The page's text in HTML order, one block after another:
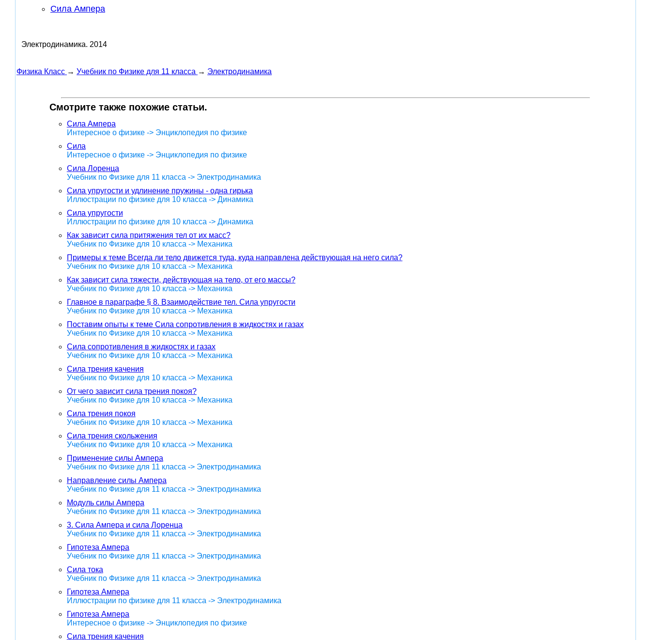
Сила Ампера
Электродинамика. 2014
Физика Класс → Учебник по Физике для 11 класса → Электродинамика
Смотрите также похожие статьи.
Сила Ампера
Интересное о физике -> Энциклопедия по физике
Сила
Интересное о физике -> Энциклопедия по физике
Сила Лоренца
Учебник по Физике для 11 класса -> Электродинамика
Сила упругости и удлинение пружины - одна гирька
Иллюстрации по физике для 10 класса -> Динамика
Сила упругости
Иллюстрации по физике для 10 класса -> Динамика
Как зависит сила притяжения тел от их масс?
Учебник по Физике для 10 класса -> Механика
Примеры к теме Всегда ли тело движется туда, куда направлена действующая на него сила?
Учебник по Физике для 10 класса -> Механика
Как зависит сила тяжести, действующая на тело, от его массы?
Учебник по Физике для 10 класса -> Механика
Главное в параграфе § 8. Взаимодействие тел. Сила упругости
Учебник по Физике для 10 класса -> Механика
Поставим опыты к теме Сила сопротивления в жидкостях и газах
Учебник по Физике для 10 класса -> Механика
Сила сопротивления в жидкостях и газах
Учебник по Физике для 10 класса -> Механика
Сила трения качения
Учебник по Физике для 10 класса -> Механика
От чего зависит сила трения покоя?
Учебник по Физике для 10 класса -> Механика
Сила трения покоя
Учебник по Физике для 10 класса -> Механика
Сила трения скольжения
Учебник по Физике для 10 класса -> Механика
Применение силы Ампера
Учебник по Физике для 11 класса -> Электродинамика
Направление силы Ампера
Учебник по Физике для 11 класса -> Электродинамика
Модуль силы Ампера
Учебник по Физике для 11 класса -> Электродинамика
3. Сила Ампера и сила Лоренца
Учебник по Физике для 11 класса -> Электродинамика
Гипотеза Ампера
Учебник по Физике для 11 класса -> Электродинамика
Сила тока
Учебник по Физике для 11 класса -> Электродинамика
Гипотеза Ампера
Иллюстрации по физике для 11 класса -> Электродинамика
Гипотеза Ампера
Интересное о физике -> Энциклопедия по физике
Сила трения качения